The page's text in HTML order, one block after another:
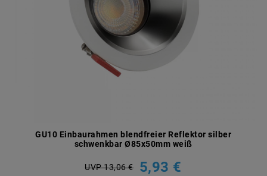
GU10 Einbaurahmen blendfreier Reflektor silber
schwenkbar Ø85x50mm weiß
UVP 13,06 € 5,93 €